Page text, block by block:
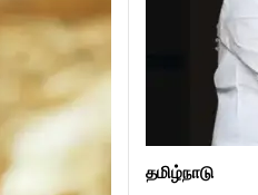
தமிழ்நாடு